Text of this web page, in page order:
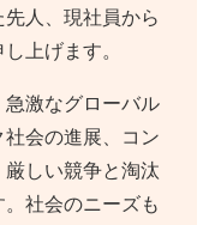
人、現社員から
上げます。
激なグローバル
会の進展、コン
しい競争と淘汰
社会のニーズも